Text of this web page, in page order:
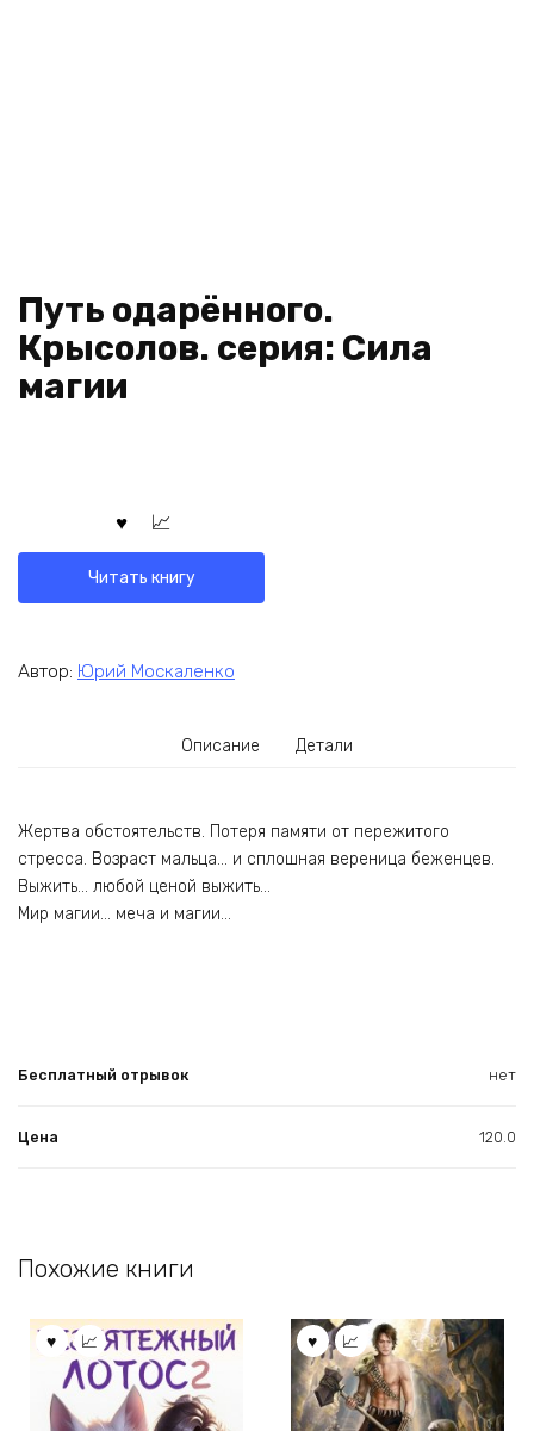
Путь одарённого.
Крысолов. серия: Сила
магии
Читать книгу
Автор: Юрий Москаленко
Описание Детали
Жертва обстоятельств. Потеря памяти от пережитого
стресса. Возраст мальца… и сплошная вереница беженцев.
Выжить… любой ценой выжить…
Мир магии… меча и магии…
Бесплатный отрывок нет
Цена 120.0
Похожие книги